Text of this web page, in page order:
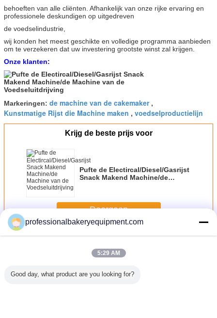
behoeften van alle cliënten. Afhankelijk van onze rijke ervaring en
professionele deskundigen op uitgedreven
de voedselindustrie,
wij konden het meest geschikte en volledige programma aanbieden
om te verzekeren dat uw investering grootste winst zal krijgen.
Onze klanten:
Markeringen: de machine van de cakemaker,
Kunstmatige Rijst die Machine maken , voedselproductielijn
Krijg de beste prijs voor
Pufte de Electircal/Diesel/Gasrijst
Snack Makend Machine/de
Doorgaan
MeerTaart productielijn
professionalbakeryequipment.com
5:29 AM
Good day, what product are you looking for?